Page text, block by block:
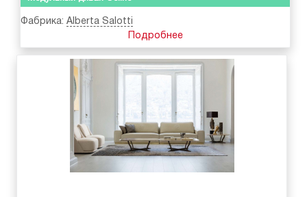
Фабрика: Alberta Salotti
Подробнее